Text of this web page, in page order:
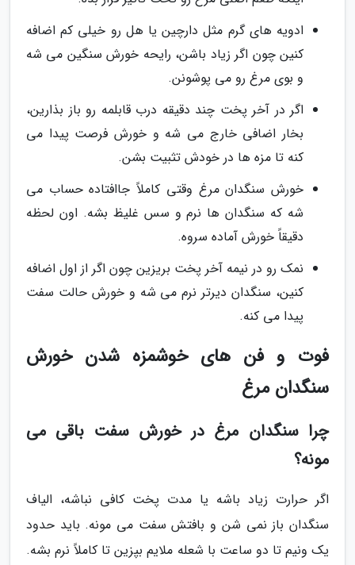
ادویه های گرم مثل دارچین یا هل رو خیلی کم اضافه
کنین چون اگر زیاد باشن، رایحه خورش سنگین می شه
و بوی مرغ رو می پوشونن.
اگر در آخر پخت چند دقیقه درب قابلمه رو باز بذارین،
بخار اضافی خارج می شه و خورش فرصت پیدا می
کنه تا مزه ها در خودش تثبیت بشن.
خورش سنگدان مرغ وقتی کاملاً جاافتاده حساب می
شه که سنگدان ها نرم و سس غلیظ بشه. اون لحظه
دقیقاً خورش آماده سروه.
نمک رو در نیمه آخر پخت بریزین چون اگر از اول اضافه
کنین، سنگدان دیرتر نرم می شه و خورش حالت سفت
پیدا می کنه.
فوت و فن های خوشمزه شدن خورش
سنگدان مرغ
چرا سنگدان مرغ در خورش سفت باقی می
مونه؟
اگر حرارت زیاد باشه یا مدت پخت کافی نباشه، الیاف
سنگدان باز نمی شن و بافتش سفت می مونه. باید حدود
یک ونیم تا دو ساعت با شعله ملایم بپزین تا کاملاً نرم بشه.